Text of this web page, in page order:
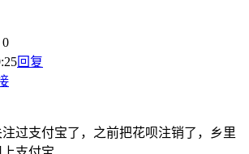
0
回复
过支付宝了，之前把花呗注销了，乡里